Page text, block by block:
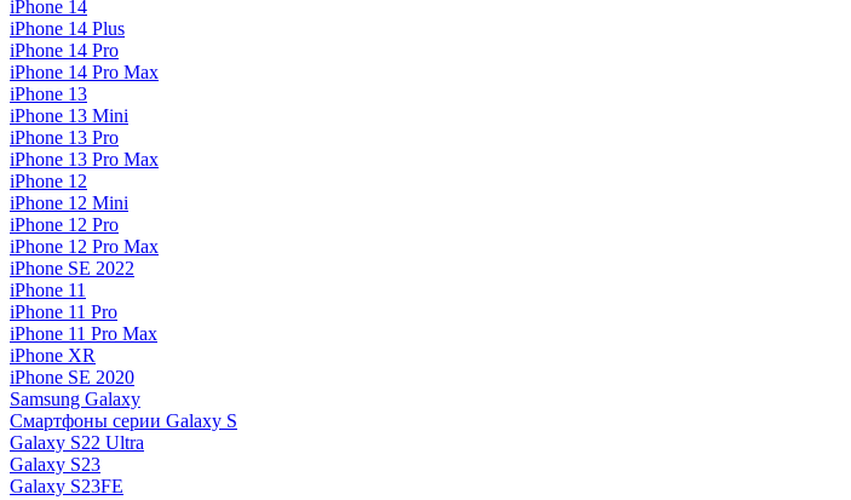
iPhone 14
iPhone 14 Plus
iPhone 14 Pro
iPhone 14 Pro Max
iPhone 13
iPhone 13 Mini
iPhone 13 Pro
iPhone 13 Pro Max
iPhone 12
iPhone 12 Mini
iPhone 12 Pro
iPhone 12 Pro Max
iPhone SE 2022
iPhone 11
iPhone 11 Pro
iPhone 11 Pro Max
iPhone XR
iPhone SE 2020
Samsung Galaxy
Смартфоны серии Galaxy S
Galaxy S22 Ultra
Galaxy S23
Galaxy S23FE